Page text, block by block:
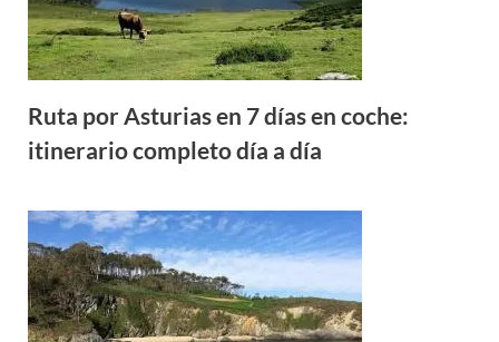
Ruta por Asturias en 7 días en coche:
itinerario completo día a día